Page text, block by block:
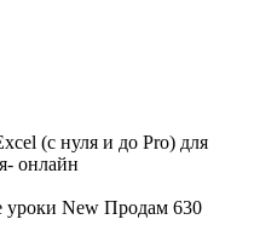
(с нуля и до Pro) для
онлайн
уроки New Продам 630